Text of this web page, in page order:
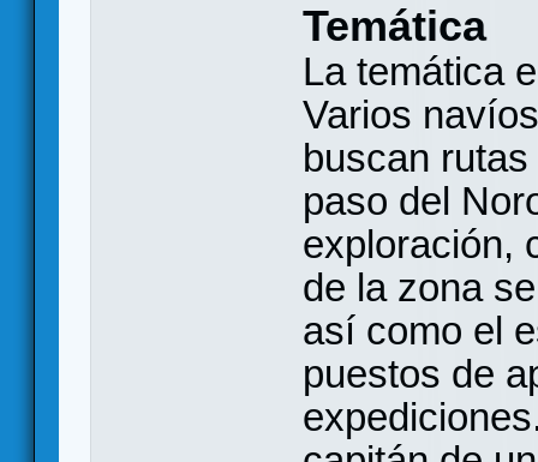
Temática
La temática
Varios
buscan
paso del
exploración,
de la zona
así como el
puestos de